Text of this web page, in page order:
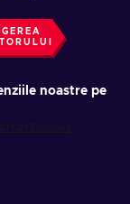
noastre pe